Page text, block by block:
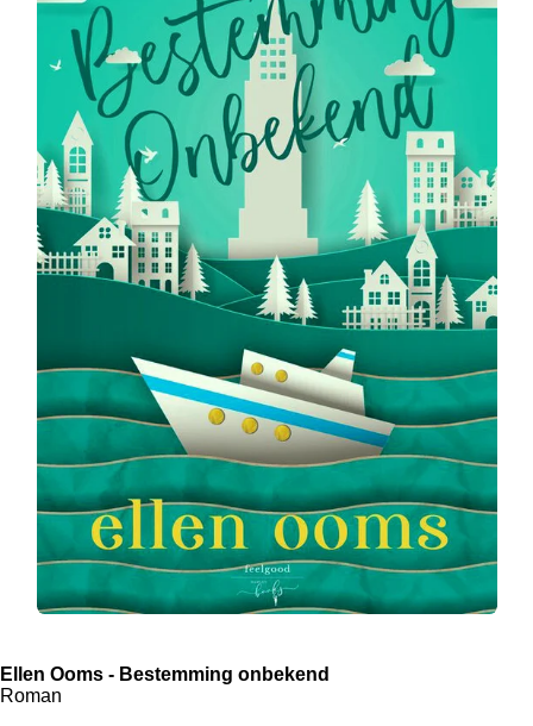
Ellen Ooms - Bestemming onbekend
Roman